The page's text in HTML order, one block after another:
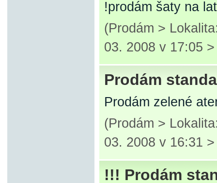
!prodám šaty na
(Prodám >
03. 2008 v 17:05
Prodám
Prodám zelené
(Prodám >
03. 2008 v 16:31
!!! Prodám